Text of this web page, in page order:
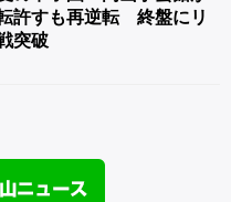
許すも再逆転 終盤にリ
突破